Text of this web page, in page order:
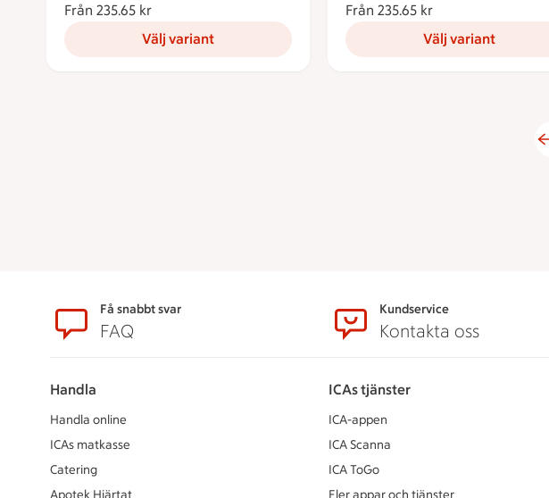
Från 235.65 kr
Välj variant
Från 235.65 kr
Välj variant
SidfotFå snabbt svar
FAQ
Kundservice
Kontakta oss
Handla
Handla online
ICAs matkasse
Catering
Apotek Hjärtat
ICAs tjänster
ICA-appen
ICA Scanna
ICA ToGo
Fler appar och tjänster